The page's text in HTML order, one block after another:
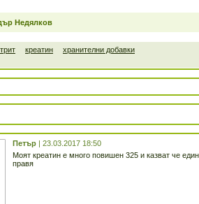
Недялков
креатин хранителни добавки
Петър | 23.03.2017 18:50
Моят креатин е много повишен 325 и казват че
правя